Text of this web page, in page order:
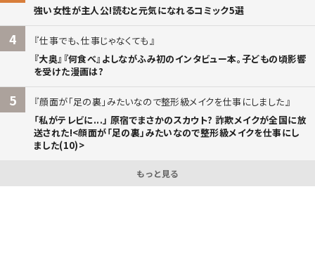
強い女性が主人公!読むと元気になれるコミック5選
4
仕事でも、仕事じゃなくても
『大奥』『何食べ』よしながふみ初のインタビュー本。子どもの頃影響
を受けた漫画は?
5
顔面が「足の裏」みたいなので整形級メイクを仕事にしました
「私がテレビに...」 原宿でまさかのスカウト? 詐欺メイクが全国に放
送された!<顔面が「足の裏」みたいなので整形級メイクを仕事にし
ました(10)>
もっと見る